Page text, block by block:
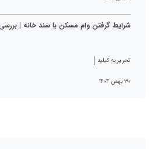
شرایط گرفتن وام مسکن با سند خانه | بررسی
تحریریه کیلید
۳۰ بهمن ۱۴۰۴